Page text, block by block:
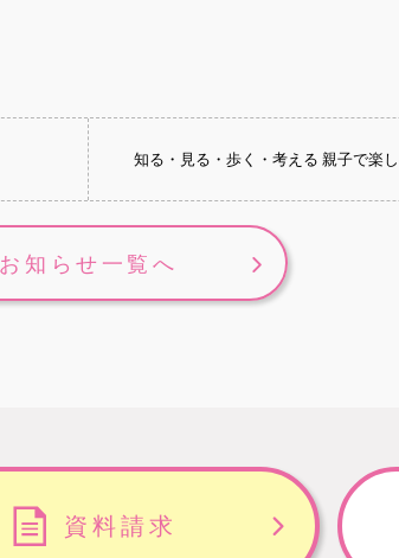
知る・見る・歩く・考える 親子で楽
お知らせ一覧へ
資料請求